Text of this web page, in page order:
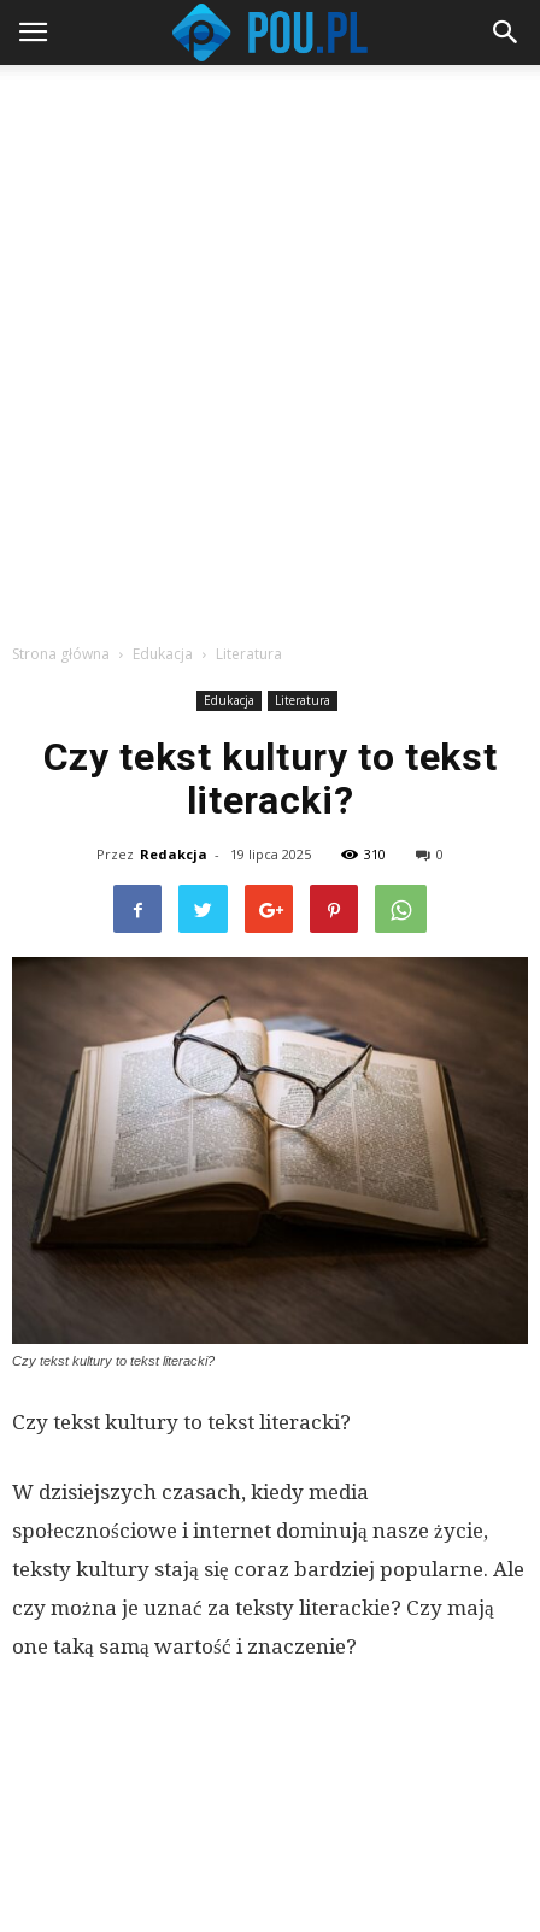
Strona główna Edukacja Literatura
Edukacja Literatura
Czy tekst kultury to tekst
literacki?
Przez Redakcja - 19 lipca 2025 310 0
Czy tekst kultury to tekst literacki?
Czy tekst kultury to tekst literacki?
W dzisiejszych czasach, kiedy media
społecznościowe i internet dominują nasze życie,
teksty kultury stają się coraz bardziej popularne. Ale
czy można je uznać za teksty literackie? Czy mają
one taką samą wartość i znaczenie?